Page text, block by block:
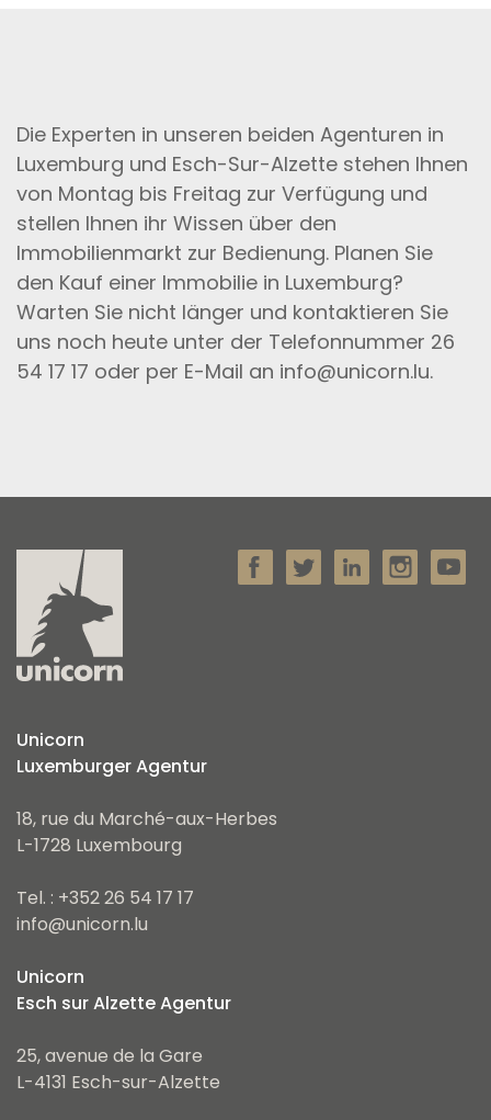
Die Experten in unseren beiden Agenturen in
Luxemburg und Esch-Sur-Alzette stehen Ihnen
von Montag bis Freitag zur Verfügung und
stellen Ihnen ihr Wissen über den
Immobilienmarkt zur Bedienung. Planen Sie
den Kauf einer Immobilie in Luxemburg?
Warten Sie nicht länger und kontaktieren Sie
uns noch heute unter der Telefonnummer 26
54 17 17 oder per E-Mail an info@unicorn.lu.
Unicorn
Luxemburger Agentur
18, rue du Marché-aux-Herbes
L-1728 Luxembourg
Tel. : +352 26 54 17 17
info@unicorn.lu
Unicorn
Esch sur Alzette Agentur
25, avenue de la Gare
L-4131 Esch-sur-Alzette